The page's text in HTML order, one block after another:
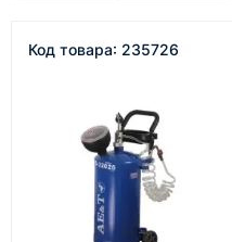
Код товара: 235726